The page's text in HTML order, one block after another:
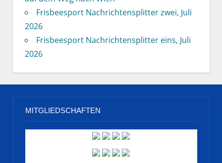
Frisbeesport Nachrichtensplitter zwei, Juli
2026
Frisbeesport Nachrichtensplitter eins, Juli
2026
MITGLIEDSCHAFTEN